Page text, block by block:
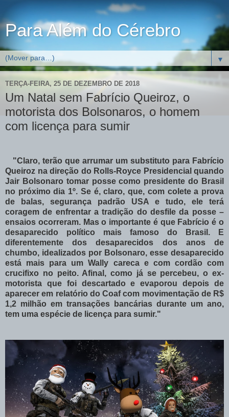
Para Além do Cérebro
▼
TERÇA-FEIRA, 25 DE DEZEMBRO DE 2018
Um Natal sem Fabrício Queiroz, o
motorista dos Bolsonaros, o homem
com licença para sumir
"Claro, terão que arrumar um substituto para Fabrício
Queiroz na direção do Rolls-Royce Presidencial quando
Jair Bolsonaro tomar posse como presidente do Brasil
no próximo dia 1º. Se é, claro, que, com colete a prova
de balas, segurança padrão USA e tudo, ele terá
coragem de enfrentar a tradição do desfile da posse –
ensaios ocorreram. Mas o importante é que Fabrício é o
desaparecido político mais famoso do Brasil. E
diferentemente dos desaparecidos dos anos de
chumbo, idealizados por Bolsonaro, esse desaparecido
está mais para um Wally careca e com cordão com
crucifixo no peito. Afinal, como já se percebeu, o ex-
motorista que foi descartado e evaporou depois de
aparecer em relatório do Coaf com movimentação de R$
1,2 milhão em transações bancárias durante um ano,
tem uma espécie de licença para sumir."